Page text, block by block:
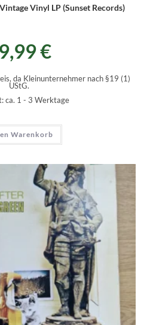
Vinyl LP (Sunset Records)
€
da Kleinunternehmer nach §19 (1)
UStG.
ca. 1 - 3 Werktage
Warenkorb